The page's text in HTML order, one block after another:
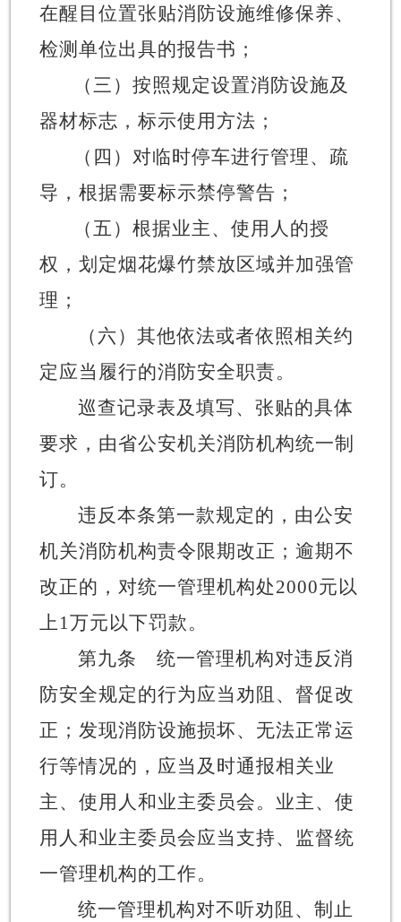
在醒目位置张贴消防设施维修保养、
检测单位出具的报告书；
（三）按照规定设置消防设施及
器材标志，标示使用方法；
（四）对临时停车进行管理、疏
导，根据需要标示禁停警告；
（五）根据业主、使用人的授
权，划定烟花爆竹禁放区域并加强管
理；
（六）其他依法或者依照相关约
定应当履行的消防安全职责。
巡查记录表及填写、张贴的具体
要求，由省公安机关消防机构统一制
订。
违反本条第一款规定的，由公安
机关消防机构责令限期改正；逾期不
改正的，对统一管理机构处2000元以
上1万元以下罚款。
第九条
统一管理机构对违反消
防安全规定的行为应当劝阻、督促改
正； 发现消防设施损坏、无法正常运
行等情况的，应当及时通报相关业
主、使用人和业主委员会。业主、使
用人和业主委员会应当支持、监督统
一管理机构的工作。
统一管理机构对不听劝阻、制止